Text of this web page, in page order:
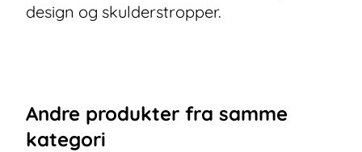
design og skulderstropper.
Andre produkter fra samme
kategori